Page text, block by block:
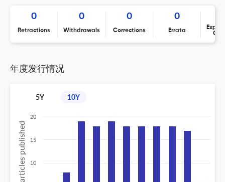
0
Retractions
0
Withdrawals
0
Corrections
0
Errata
年度发行情况
5Y 10Y
No of articles published 10
15
20